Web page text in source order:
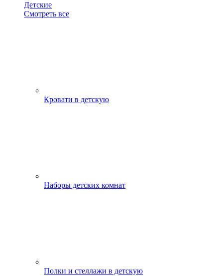
Детские
Смотреть все
Кровати в детскую
Наборы детских комнат
Полки и стеллажи в детскую